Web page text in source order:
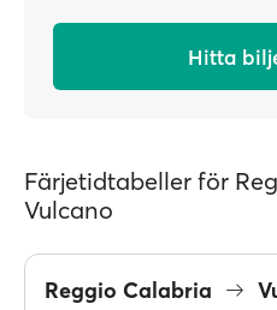
Hitta
Färjetidtabeller för
Vulcano
Reggio Calabria